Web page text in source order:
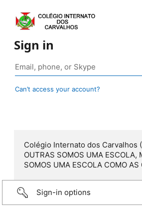
Sign in
Can’t access your account?
Colégio Internato dos Carvalhos
OUTRAS SOMOS UMA ESCOLA,
SOMOS UMA ESCOLA COMO AS
Sign-in options